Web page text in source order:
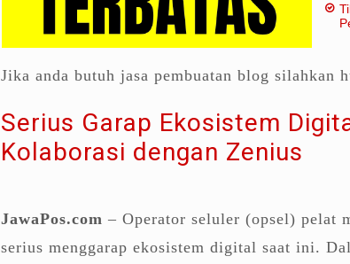
Jika anda butuh jasa pembuatan blog silahkan
Serius Garap Ekosistem
Kolaborasi dengan Zenius
JawaPos.com – Operator seluler (opsel) pelat
serius menggarap ekosistem digital saat ini.